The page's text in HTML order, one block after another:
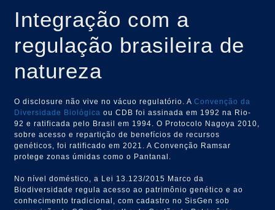
Integração com a
regulação brasileira de
natureza
O disclosure não vive no vácuo regulatório. AConvenção da
Diversidade Biológica ou CDB foi assinada em 1992 na Rio-
92 e ratificada pelo Brasil em 1994. O Protocolo Nagoya 2010,
sobre acesso e repartição de benefícios de recursos
genéticos, foi ratificado em 2021. A Convenção Ramsar
protege zonas úmidas como o Pantanal.
No nível doméstico, a Lei 13.123/2015 Marco da
Biodiversidade regula acesso ao patrimônio genético e ao
conhecimento tradicional, com cadastro no SisGen sob